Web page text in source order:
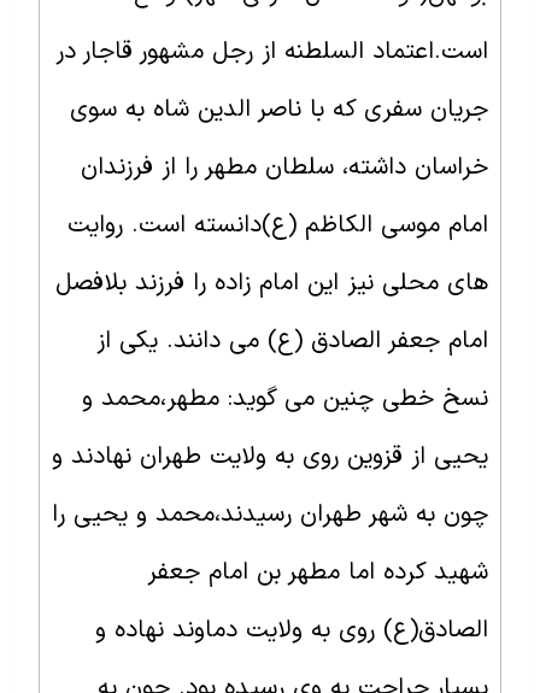
است.اعتماد السلطنه از رجل مشهور قاجار در
جریان سفری که با ناصر الدین شاه به سوی
خراسان داشته، سلطان مطهر را از فرزندان
امام موسی الکاظم (ع)دانسته است. روایت
های محلی نیز این امام زاده را فرزند بلافصل
امام جعفر الصادق (ع) می دانند. یکی از
نسخ خطی چنین می گوید: مطهر،محمد و
یحیی از قزوین روی به ولایت طهران نهادند و
چون به شهر طهران رسیدند،محمد و یحیی را
شهید کرده اما مطهر بن امام جعفر
الصادق(ع) روی به ولایت دماوند نهاده و